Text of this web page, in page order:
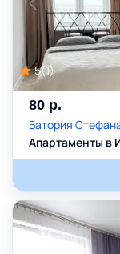
5(1)
80 р.
Батория
Апартаменты в